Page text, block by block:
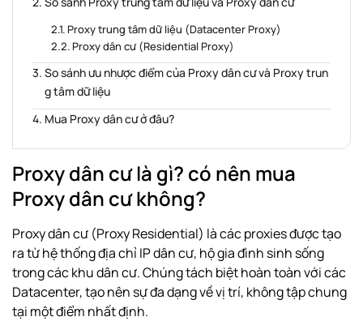
Proxy trung tâm dữ liệu (Datacenter Proxy)
Proxy dân cư (Residential Proxy)
So sánh ưu nhược điểm của Proxy dân cư và Proxy trun
g tâm dữ liệu
Mua Proxy dân cư ở đâu?
Proxy dân cư là gì? có nên mua
Proxy dân cư không?
Proxy dân cư (Proxy Residential) là các proxies được tạo
ra từ hệ thống địa chỉ IP dân cư, hộ gia đình sinh sống
trong các khu dân cư. Chúng tách biệt hoàn toàn với các
Datacenter, tạo nên sự đa dạng về vị trí, không tập chung
tại một điểm nhất định.